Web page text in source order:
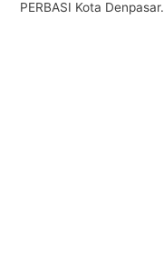
PERBASI Kota Denpasar.